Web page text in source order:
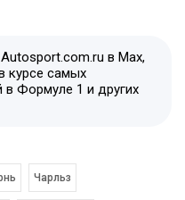
в Max,
курсе самых
в Формуле 1 и других
Чарльз